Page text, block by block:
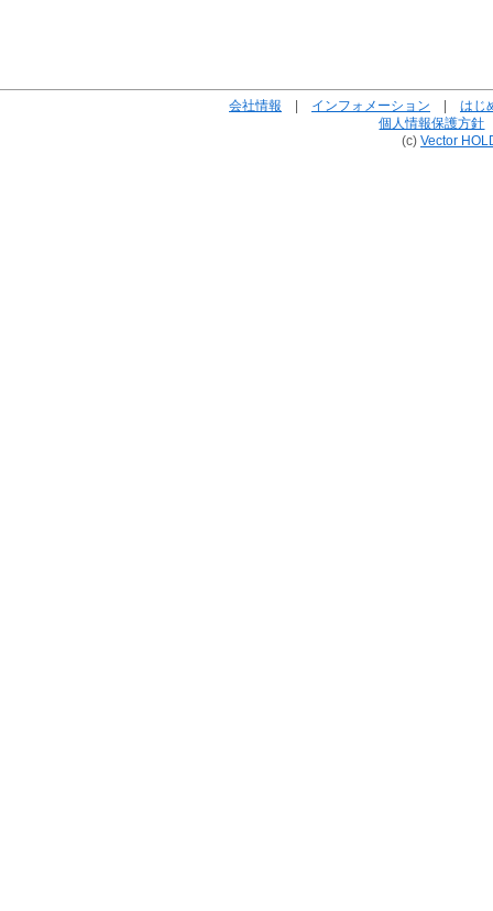
会社情報 | インフォメーション | はじ
個人情報保護方針
(c) Vector